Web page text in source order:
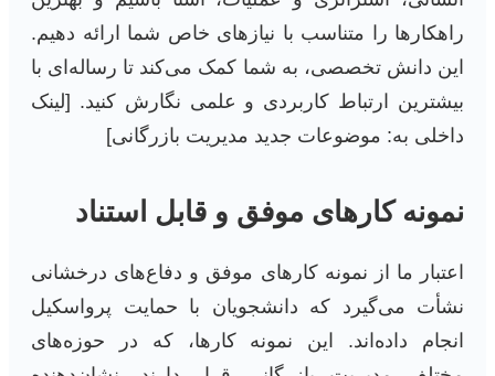
راهکارها را متناسب با نیازهای خاص شما ارائه دهیم.
این دانش تخصصی، به شما کمک می‌کند تا رساله‌ای با
بیشترین ارتباط کاربردی و علمی نگارش کنید. [لینک
داخلی به: موضوعات جدید مدیریت بازرگانی]
نمونه کارهای موفق و قابل استناد
اعتبار ما از نمونه کارهای موفق و دفاع‌های درخشانی
نشأت می‌گیرد که دانشجویان با حمایت پرواسکیل
انجام داده‌اند. این نمونه کارها، که در حوزه‌های